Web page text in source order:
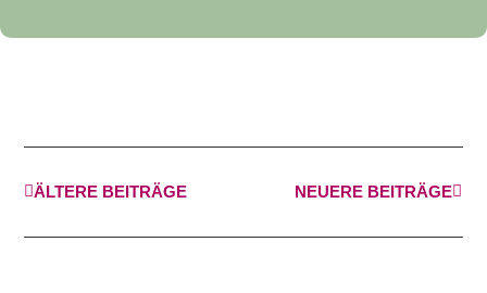
ÄLTERE BEITRÄGE NEUERE BEITRÄGE